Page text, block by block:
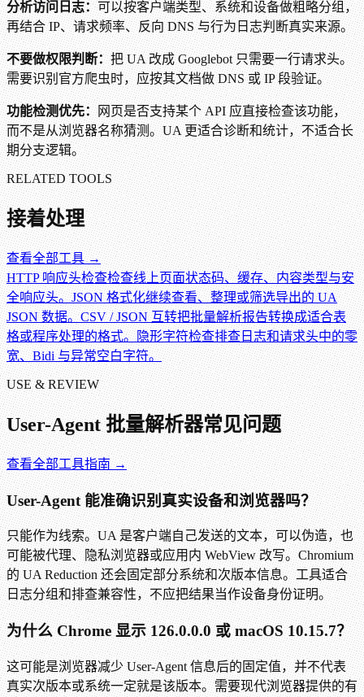
分析访问日志：可以按客户端类型、系统和设备做粗略分组，
再结合 IP、请求频率、反向 DNS 与行为日志判断真实来源。
不要做权限判断：把 UA 改成 Googlebot 只需要一行请求头。
需要识别官方爬虫时，应按其文档做 DNS 或 IP 段验证。
功能检测优先：网页是否支持某个 API 应直接检查该功能，
而不是从浏览器名称猜测。UA 更适合诊断和统计，不适合长
期分支逻辑。
RELATED TOOLS
接着处理
查看全部工具 →
HTTP 响应头检查检查线上页面状态码、缓存、内容类型与安
全响应头。JSON 格式化继续查看、整理或筛选导出的 UA
JSON 数据。CSV / JSON 互转把批量解析报告转换成适合表
格或程序处理的格式。隐形字符检查排查日志和请求头中的零
宽、Bidi 与异常空白字符。
USE & REVIEW
User-Agent 批量解析器常见问题
查看全部工具指南 →
User-Agent 能准确识别真实设备和浏览器吗？
只能作为线索。UA 是客户端自己发送的文本，可以伪造，也
可能被代理、隐私浏览器或应用内 WebView 改写。Chromium
的 UA Reduction 还会固定部分系统和次版本信息。工具适合
日志分组和排查兼容性，不应把结果当作设备身份证明。
为什么 Chrome 显示 126.0.0.0 或 macOS 10.15.7？
这可能是浏览器减少 User-Agent 信息后的固定值，并不代表
真实次版本或系统一定就是该版本。需要现代浏览器提供的有